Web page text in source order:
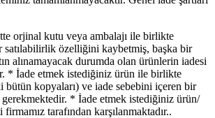
orjinal kutu veya ambalajı ile birlikte
satılabilirlik özelliğini kaybetmiş, başka bir
alınamayacak durumda olan ürünlerin iadesi
* İade etmek istediğiniz ürün ile birlikte
kopyaları) ve iade sebebini içeren bir
* İade etmek istediğiniz ürün/
tarafından karşılanmaktadır..